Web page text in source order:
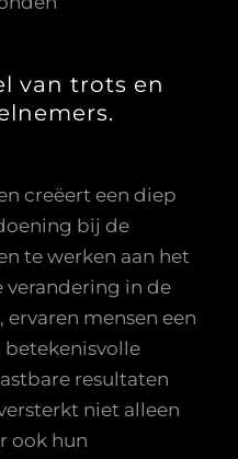
van trots en
creëert een diep
bij de
te werken aan het
verandering in de
mensen een
betekenisvolle
resultaten
niet alleen
ook hun